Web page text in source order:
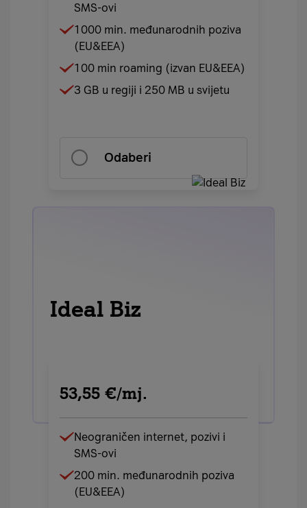
SMS-ovi
1000 min. međunarodnih poziva
(EU&EEA)
100 min roaming (izvan EU&EEA)
3 GB u regiji i 250 MB u svijetu
Odaberi
Ideal Biz
53,55 €/mj.
Neograničen internet, pozivi i
SMS-ovi
200 min. međunarodnih poziva
(EU&EEA)